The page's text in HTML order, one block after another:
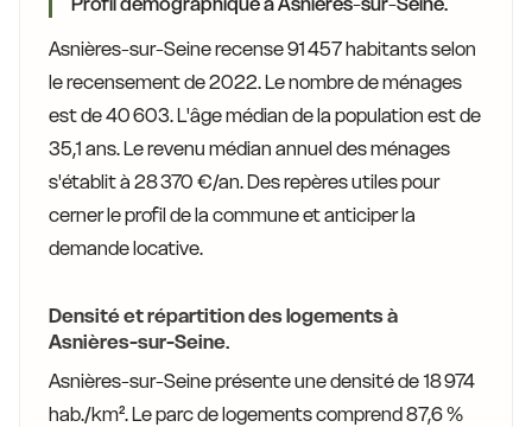
Asnières-sur-Seine recense 91 457 habitants selon
le recensement de 2022. Le nombre de ménages
est de 40 603. L'âge médian de la population est de
35,1 ans. Le revenu médian annuel des ménages
s'établit à 28 370 €/an. Des repères utiles pour
cerner le profil de la commune et anticiper la
demande locative.
Densité et répartition des logements à
Asnières-sur-Seine.
Asnières-sur-Seine présente une densité de 18 974
hab./km². Le parc de logements comprend 87,6 %